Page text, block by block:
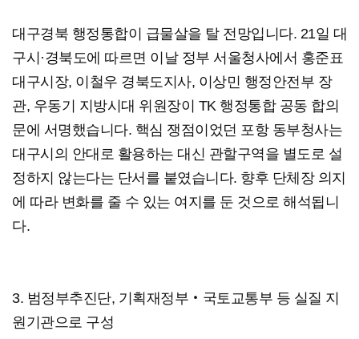
대구경북 행정통합이 급물살을 탈 전망입니다. 21일 대
구시·경북도에 따르면 이날 정부 서울청사에서 홍준표
대구시장, 이철우 경북도지사, 이상민 행정안전부 장
관, 우동기 지방시대 위원장이 TK 행정통합 공동 합의
문에 서명했습니다. 핵심 쟁점이었던 포항 동부청사는
대구시의 안대로 활용하는 대신 관할구역을 별도로 설
정하지 않는다는 단서를 붙였습니다. 향후 단체장 의지
에 따라 변화를 줄 수 있는 여지를 둔 것으로 해석됩니
다.
3. 범정부추진단, 기획재정부‧국토교통부 등 실질 지
원기관으로 구성